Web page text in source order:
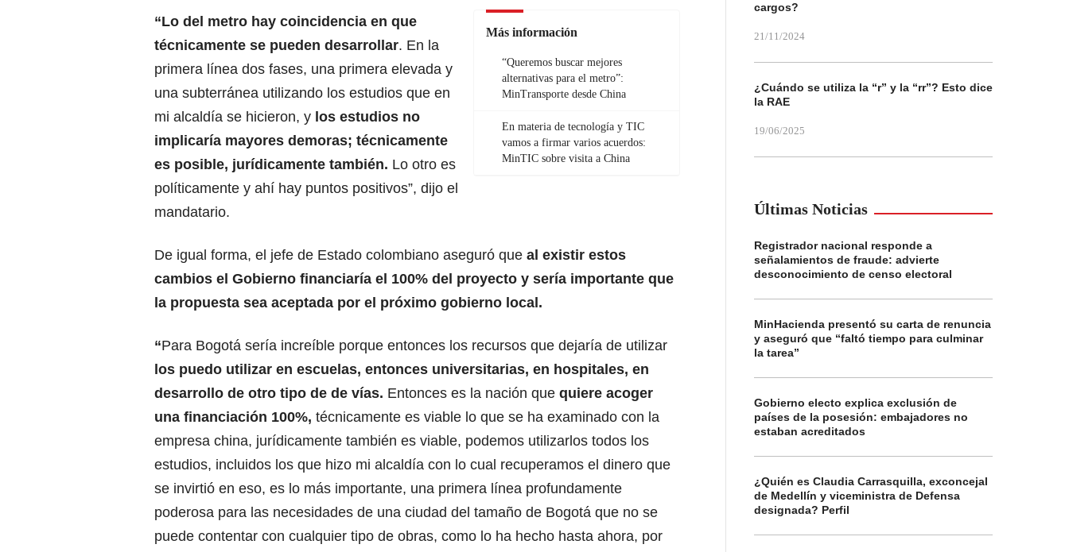
Más información
“Queremos buscar mejores
alternativas para el metro”:
MinTransporte desde China
En materia de tecnología y TIC
vamos a firmar varios acuerdos:
MinTIC sobre visita a China
“Lo del metro hay coincidencia en que
técnicamente se pueden desarrollar. En la
primera línea dos fases, una primera elevada y
una subterránea utilizando los estudios que en
mi alcaldía se hicieron, y los estudios no
implicaría mayores demoras; técnicamente
es posible, jurídicamente también. Lo otro es
políticamente y ahí hay puntos positivos”, dijo el
mandatario.
De igual forma, el jefe de Estado colombiano aseguró que al existir estos
cambios el Gobierno financiaría el 100% del proyecto y sería importante que
la propuesta sea aceptada por el próximo gobierno local.
“Para Bogotá sería increíble porque entonces los recursos que dejaría de utilizar
los puedo utilizar en escuelas, entonces universitarias, en hospitales, en
desarrollo de otro tipo de de vías. Entonces es la nación que quiere acoger
una financiación 100%, técnicamente es viable lo que se ha examinado con la
empresa china, jurídicamente también es viable, podemos utilizarlos todos los
estudios, incluidos los que hizo mi alcaldía con lo cual recuperamos el dinero que
se invirtió en eso, es lo más importante, una primera línea profundamente
poderosa para las necesidades de una ciudad del tamaño de Bogotá que no se
puede contentar con cualquier tipo de obras, como lo ha hecho hasta ahora, por
cargos?
21/11/2024
¿Cuándo se utiliza la “r” y la “rr”? Esto dice
la RAE
19/06/2025
Últimas Noticias
Registrador nacional responde a
señalamientos de fraude: advierte
desconocimiento de censo electoral
MinHacienda presentó su carta de renuncia
y aseguró que “faltó tiempo para culminar
la tarea”
Gobierno electo explica exclusión de
países de la posesión: embajadores no
estaban acreditados
¿Quién es Claudia Carrasquilla, exconcejal
de Medellín y viceministra de Defensa
designada? Perfil